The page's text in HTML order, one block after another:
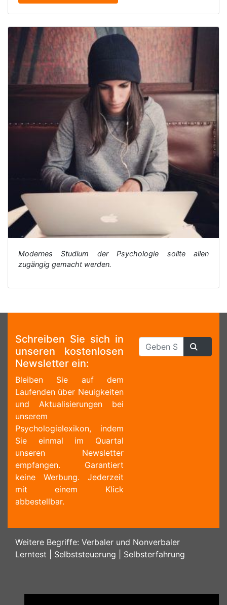
Modernes Studium der Psychologie sollte allen
zugängig gemacht werden.
Schreiben Sie sich in
unseren kostenlosen
Newsletter ein:
Bleiben Sie auf dem
Laufenden über Neuigkeiten
und Aktualisierungen bei
unserem
Psychologielexikon, indem
Sie einmal im Quartal
unseren Newsletter
empfangen. Garantiert
keine Werbung. Jederzeit
mit einem Klick
abbestellbar.
Weitere Begriffe: Verbaler und Nonverbaler
Lerntest
Selbststeuerung Selbsterfahrung